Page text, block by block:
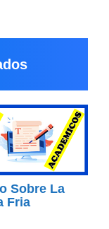
Sobre La
Fria